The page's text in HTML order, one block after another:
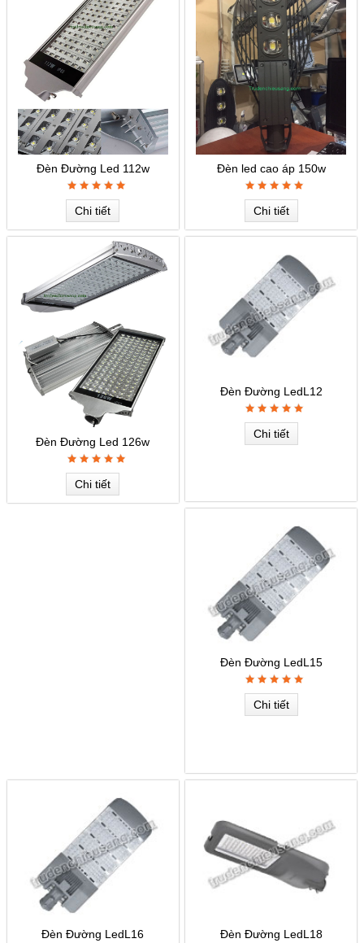
Đèn Đường Led 112w
Chi tiết
Đèn led cao áp 150w
Chi tiết
Đèn Đường Led 126w
Chi tiết
Đèn Đường LedL12
Chi tiết
Đèn Đường LedL15
Chi tiết
Đèn Đường LedL16 Đèn Đường LedL18